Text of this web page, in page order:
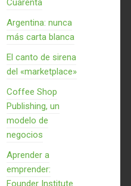
Cuarenta
Argentina: nunca
más carta blanca
El canto de sirena
del «marketplace»
Coffee Shop
Publishing, un
modelo de
negocios
Aprender a
emprender:
Founder Institute